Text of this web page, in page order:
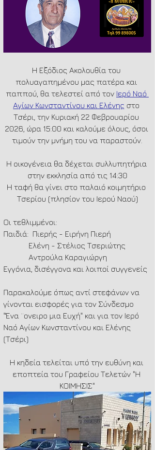
Η Εξόδιος Ακολουθία του
πολυαγαπημένου μας πατέρα και
παππού, θα τελεστεί από τον Ιερό Ναό
Αγίων Κωνσταντίνου και Ελένης στο
Τσέρι, την Κυριακή 22 Φεβρουαρίου
2026, ώρα 15:00 και καλούμε όλους, όσοι
τιμούν την μνήμη του να παραστούν.
Η οικογένεια θα δέχεται συλλυπητήρια
στην εκκλησία από τις 14:30
Η ταφή θα γίνει στο παλαιό κοιμητήριο
Τσερίου (πλησίον του Ιερού Ναού)
Οι τεθλιμμένοι:
Παιδιά:  Πιερής - Ειρήνη Πιερή
             Ελένη - Στέλιος Τσεριώτης
             Αντρούλα Καραγιώργη
Εγγόνια, δισέγγονα και λοιποί συγγενείς
Παρακαλούμε όπως αντί στεφάνων να
γίνονται εισφορές για τον Σύνδεσμο
"Ένα ¨ονειρο μια Ευχή" και για τον Ιερό
Ναό Αγίων Κωνσταντίνου και Ελένης
(Τσέρι)
Η κηδεία τελείται υπό την ευθύνη και
εποπτεία του Γραφείου Τελετών "Η
ΚΟΙΜΗΣΙΣ"